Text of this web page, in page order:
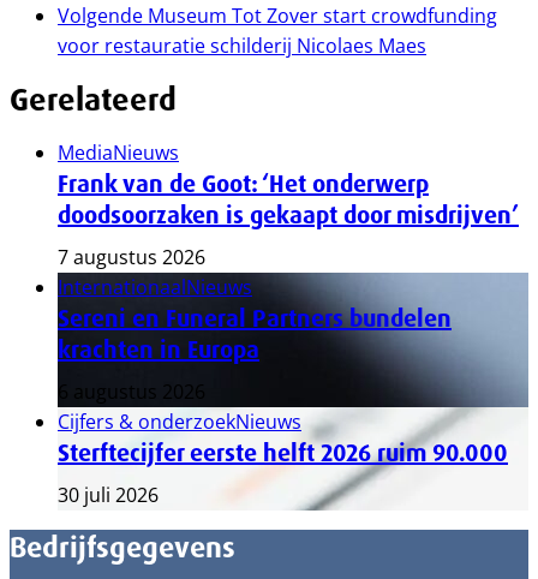
Volgende Museum Tot Zover start crowdfunding
voor restauratie schilderij Nicolaes Maes
Gerelateerd
MediaNieuws
Frank van de Goot: ‘Het onderwerp
doodsoorzaken is gekaapt door misdrijven’
7 augustus 2026
InternationaalNieuws
Sereni en Funeral Partners bundelen
krachten in Europa
6 augustus 2026
Cijfers & onderzoekNieuws
Sterftecijfer eerste helft 2026 ruim 90.000
30 juli 2026
Bedrijfsgegevens